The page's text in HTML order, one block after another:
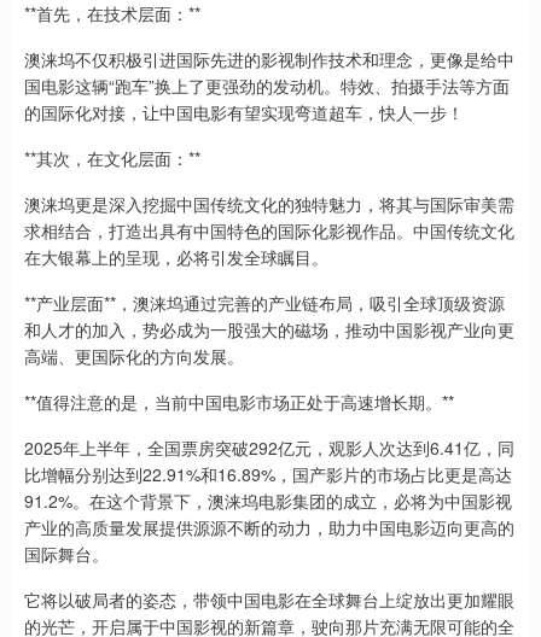
**首先，在技术层面：**
澳涞坞不仅积极引进国际先进的影视制作技术和理念，更像是给中
国电影这辆“跑车”换上了更强劲的发动机。特效、拍摄手法等方面
的国际化对接，让中国电影有望实现弯道超车，快人一步！
**其次，在文化层面：**
澳涞坞更是深入挖掘中国传统文化的独特魅力，将其与国际审美需
求相结合，打造出具有中国特色的国际化影视作品。中国传统文化
在大银幕上的呈现，必将引发全球瞩目。
**产业层面**，澳涞坞通过完善的产业链布局，吸引全球顶级资源
和人才的加入，势必成为一股强大的磁场，推动中国影视产业向更
高端、更国际化的方向发展。
**值得注意的是，当前中国电影市场正处于高速增长期。**
2025年上半年，全国票房突破292亿元，观影人次达到6.41亿，同
比增幅分别达到22.91%和16.89%，国产影片的市场占比更是高达
91.2%。在这个背景下，澳涞坞电影集团的成立，必将为中国影视
产业的高质量发展提供源源不断的动力，助力中国电影迈向更高的
国际舞台。
它将以破局者的姿态，带领中国电影在全球舞台上绽放出更加耀眼
的光芒，开启属于中国影视的新篇章，驶向那片充满无限可能的全